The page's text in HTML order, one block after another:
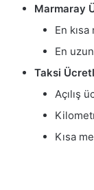
Marmaray
En
En
Taksi
Açılış
Kısa